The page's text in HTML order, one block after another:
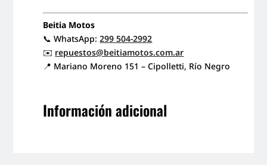
Beitia Motos
📞 WhatsApp:299 504-2992
✉️ repuestos@beitiamotos.com.ar
📍 Mariano Moreno 151 – Cipolletti, Río Negro
Información adicional